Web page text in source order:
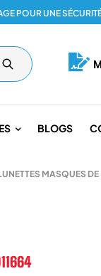
UNE SÉCURITÉ
BLOGS
MASQUES